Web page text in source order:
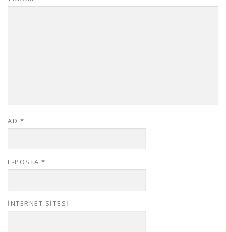
AD *
E-POSTA *
İNTERNET SITESI